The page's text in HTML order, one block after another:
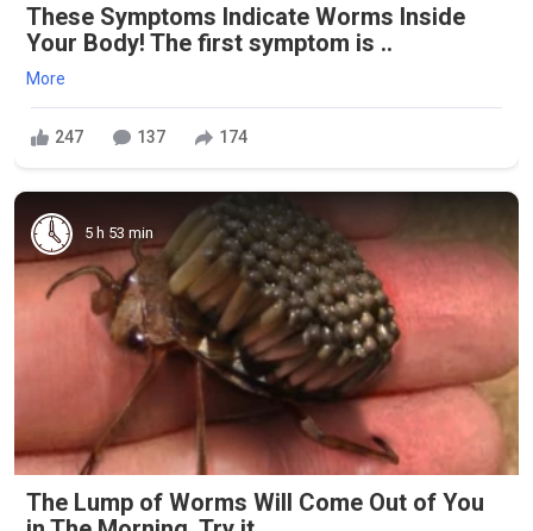
These Symptoms Indicate Worms Inside
Your Body! The first symptom is ..
More
247 137 174
5 h 53 min
The Lump of Worms Will Come Out of You